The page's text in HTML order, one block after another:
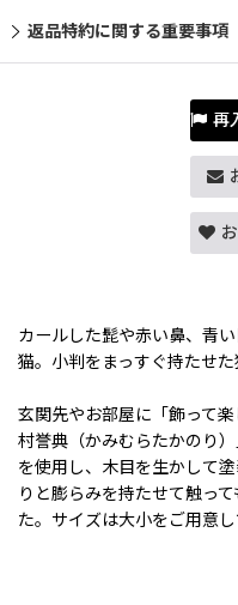
返品特約に関する重要事項
再
カールした髭や赤い鼻、青
猫。小判をまっすぐ持たせた
玄関先やお部屋に「飾って
村誉典（かみむらたかのり
を使用し、木目を生かして
りと膨らみを持たせて触っ
た。サイズは大小をご用意し